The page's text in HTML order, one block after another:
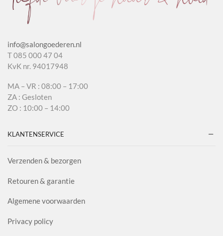
info@salongoederen.nl
T 085 000 47 04
KvK nr. 94017948
MA – VR : 08:00 – 17:00
ZA : Gesloten
ZO : 10:00 – 14:00
KLANTENSERVICE
Verzenden & bezorgen
Retouren & garantie
Algemene voorwaarden
Privacy policy